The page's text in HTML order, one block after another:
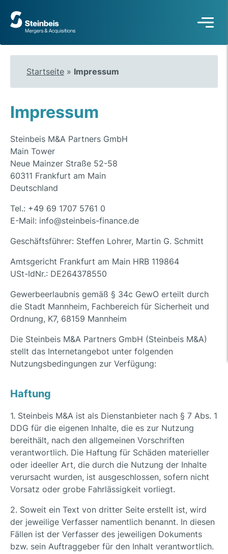
Zur
Startseite
Startseite » Impressum
Impressum
Steinbeis M&A Partners GmbH
Main Tower
Neue Mainzer Straße 52-58
60311 Frankfurt am Main
Deutschland
Tel.: +49 69 1707 5761 0
E-Mail: info@steinbeis-finance.de
Geschäftsführer: Steffen Lohrer, Martin G. Schmitt
Amtsgericht Frankfurt am Main HRB 119864
USt-IdNr.: DE264378550
Gewerbeerlaubnis gemäß § 34c GewO erteilt durch
die Stadt Mannheim, Fachbereich für Sicherheit und
Ordnung, K7, 68159 Mannheim
Die Steinbeis M&A Partners GmbH (Steinbeis M&A)
stellt das Internetangebot unter folgenden
Nutzungsbedingungen zur Verfügung:
Haftung
1. Steinbeis M&A ist als Dienstanbieter nach § 7 Abs. 1
DDG für die eigenen Inhalte, die es zur Nutzung
bereithält, nach den allgemeinen Vorschriften
verantwortlich. Die Haftung für Schäden materieller
oder ideeller Art, die durch die Nutzung der Inhalte
verursacht wurden, ist ausgeschlossen, sofern nicht
Vorsatz oder grobe Fahrlässigkeit vorliegt.
2. Soweit ein Text von dritter Seite erstellt ist, wird
der jeweilige Verfasser namentlich benannt. In diesen
Fällen ist der Verfasser des jeweiligen Dokuments
bzw. sein Auftraggeber für den Inhalt verantwortlich.